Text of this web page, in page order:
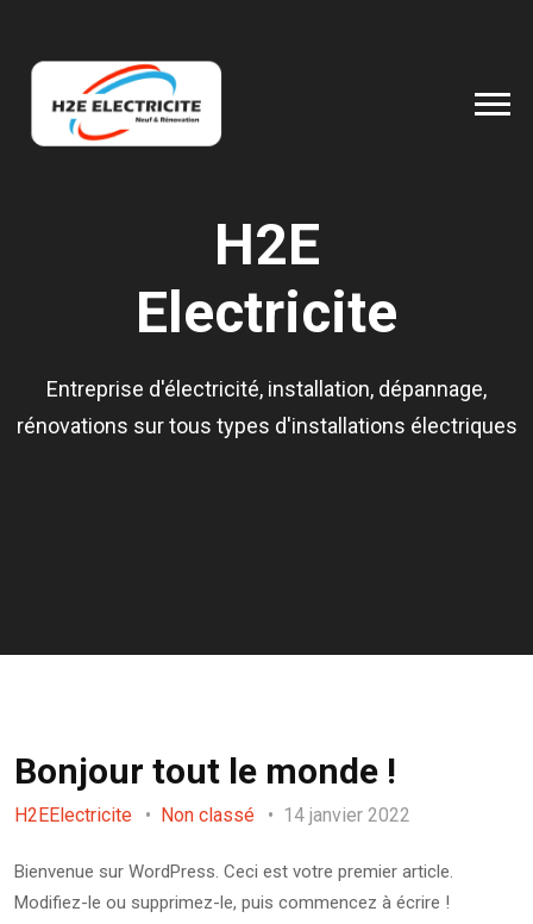
H2E
Electricite
Entreprise d'électricité, installation, dépannage,
rénovations sur tous types d'installations électriques
Bonjour tout le monde !
H2EElectricite Non classé 14 janvier 2022
Bienvenue sur WordPress. Ceci est votre premier article.
Modifiez-le ou supprimez-le, puis commencez à écrire !